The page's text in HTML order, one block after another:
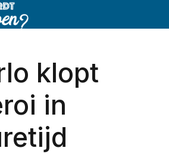
klopt
in